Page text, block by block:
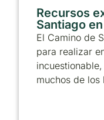
Recursos
Santiago
El Camino de
para realizar
muchos de los